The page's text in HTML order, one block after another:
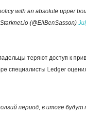
with an absolute upper
(@EliBenSasson)
теряют доступ к
специалисты Ledger
период, в итоге